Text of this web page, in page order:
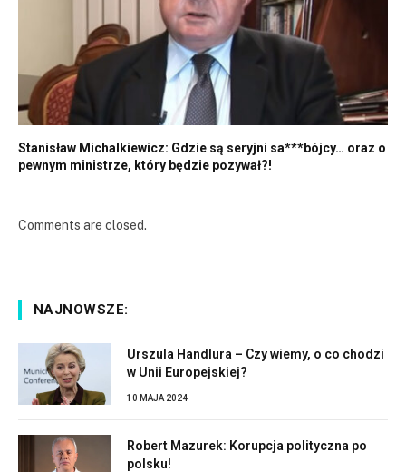
Stanisław Michalkiewicz: Gdzie są seryjni sa***bójcy… oraz o
pewnym ministrze, który będzie pozywał?!
Comments are closed.
NAJNOWSZE:
Urszula Handlura – Czy wiemy, o co chodzi
w Unii Europejskiej?
10 MAJA 2024
Robert Mazurek: Korupcja polityczna po
polsku!